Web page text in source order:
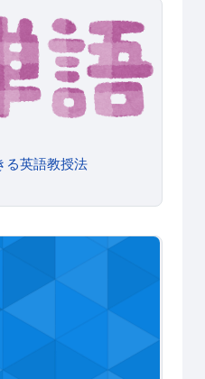
英語教授法（TESOL)①語彙／
る英語教授法
る英語テストの作り方②パフ